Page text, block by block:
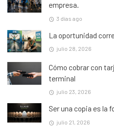
empresa.
3 días ago
La oportunidad
julio 28, 2026
Cómo cobrar con
terminal
julio 23, 2026
Ser una copia es la
julio 21, 2026